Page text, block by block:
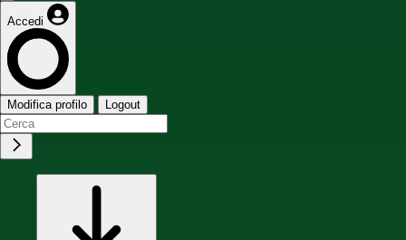
Accedi
Modifica profilo Logout